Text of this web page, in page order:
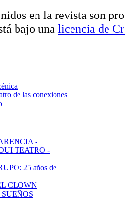
en la revista son
bajo una licencia de
de las conexiones
-
TEATRO -
25 años de
CLOWN